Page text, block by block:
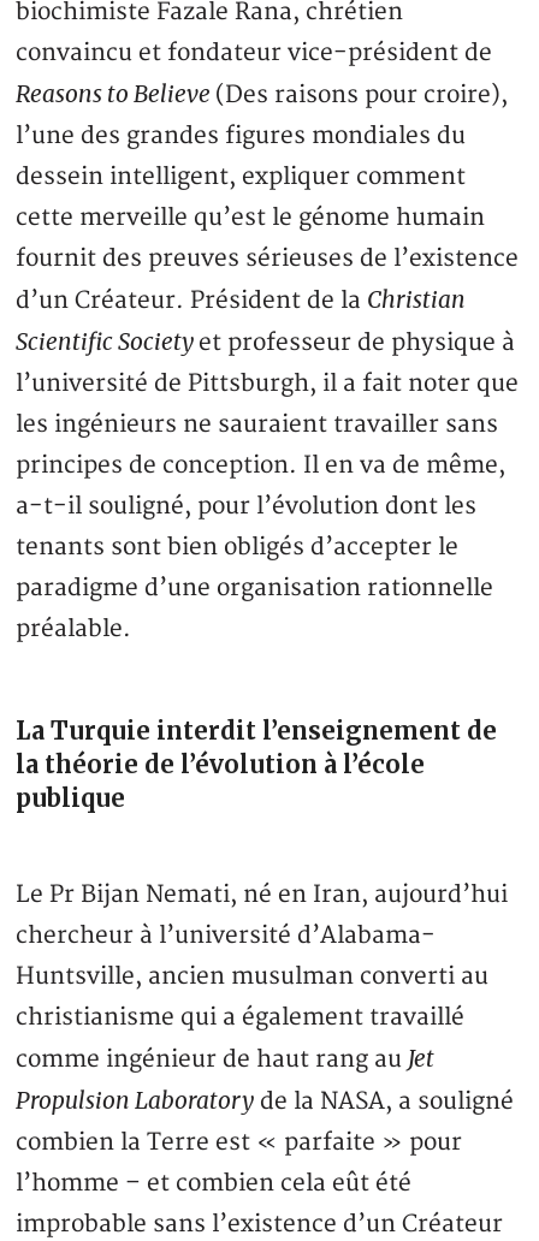
biochimiste Fazale Rana, chrétien
convaincu et fondateur vice-président de
Reasons to Believe (Des raisons pour croire),
l’une des grandes figures mondiales du
dessein intelligent, expliquer comment
cette merveille qu’est le génome humain
fournit des preuves sérieuses de l’existence
d’un Créateur. Président de la Christian
Scientific Society et professeur de physique à
l’université de Pittsburgh, il a fait noter que
les ingénieurs ne sauraient travailler sans
principes de conception. Il en va de même,
a-t-il souligné, pour l’évolution dont les
tenants sont bien obligés d’accepter le
paradigme d’une organisation rationnelle
préalable.
La Turquie interdit l’enseignement de
la théorie de l’évolution à l’école
publique
Le Pr Bijan Nemati, né en Iran, aujourd’hui
chercheur à l’université d’Alabama-
Huntsville, ancien musulman converti au
christianisme qui a également travaillé
comme ingénieur de haut rang au Jet
Propulsion Laboratory de la NASA, a souligné
combien la Terre est « parfaite » pour
l’homme – et combien cela eût été
improbable sans l’existence d’un Créateur